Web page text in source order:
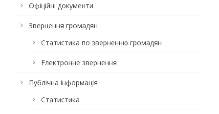
Офіційні документи
Звернення громадян
Статистика по зверненню громадян
Електронне звернення
Публічна інформація
Статистика